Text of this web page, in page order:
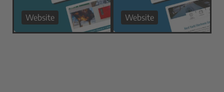
Website Website